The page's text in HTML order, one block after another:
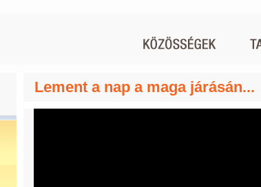
Lement a nap a maga járásán...